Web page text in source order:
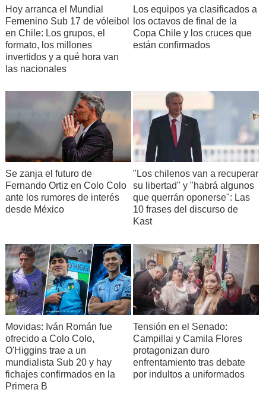
Hoy arranca el Mundial
Femenino Sub 17 de vóleibol
en Chile: Los grupos, el
formato, los millones
invertidos y a qué hora van
las nacionales
Los equipos ya clasificados a
los octavos de final de la
Copa Chile y los cruces que
están confirmados
Se zanja el futuro de
Fernando Ortiz en Colo Colo
ante los rumores de interés
desde México
"Los chilenos van a recuperar
su libertad" y "habrá algunos
que querrán oponerse": Las
10 frases del discurso de
Kast
Movidas: Iván Román fue
ofrecido a Colo Colo,
O'Higgins trae a un
mundialista Sub 20 y hay
fichajes confirmados en la
Primera B
Tensión en el Senado:
Campillai y Camila Flores
protagonizan duro
enfrentamiento tras debate
por indultos a uniformados